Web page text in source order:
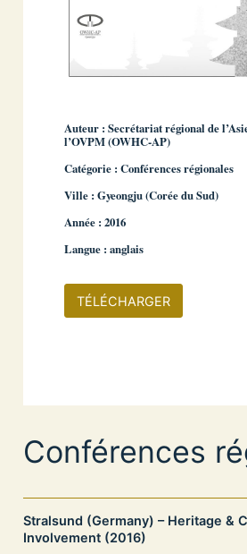
Auteur : Secrétariat régional de
l’OVPM (OWHC-AP)
Catégorie : Conférences régionales
Ville : Gyeongju (Corée du Sud)
Année : 2016
Langue : anglais
TÉLÉCHARGER
Conférences
Stralsund (Germany) – Heritage &
Involvement (2016)